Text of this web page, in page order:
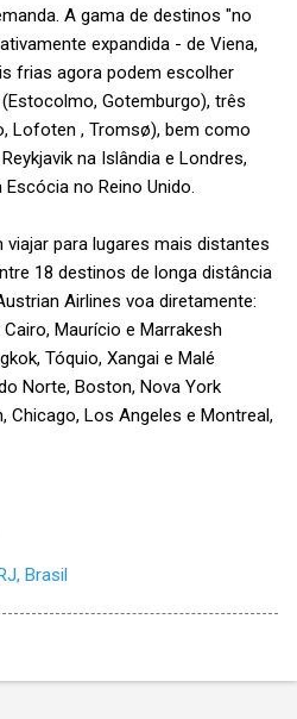
A gama de destinos "no
expandida - de Viena,
frias agora podem escolher
Gotemburgo), três
Lofoten , Tromsø), bem como
na Islândia e Londres,
no Reino Unido.
para lugares mais distantes
18 destinos de longa distância
Airlines voa diretamente:
Maurício e Marrakesh
Tóquio, Xangai e Malé
Norte, Boston, Nova York
Chicago, Los Angeles e Montreal,
Brasil